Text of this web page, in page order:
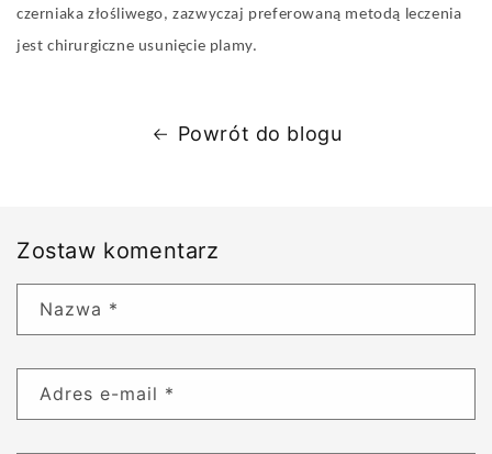
czerniaka złośliwego, zazwyczaj preferowaną metodą leczenia
jest chirurgiczne usunięcie plamy.
Powrót do blogu
Zostaw komentarz
Nazwa *
Adres e-mail *